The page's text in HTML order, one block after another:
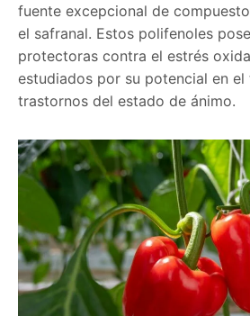
fuente excepcional de
el safranal. Estos polifenoles
protectoras contra el estrés
estudiados por su potencial en
trastornos del estado de ánimo.